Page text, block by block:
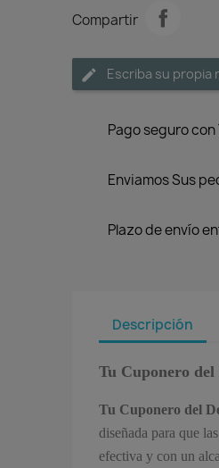
Compartir
Escriba su propia
Pago seguro
Enviamos Sus
Plazo de envío
Descripción
Tu Cuponero
Tu Cuponero del
diseñada para que
efectiva y con un